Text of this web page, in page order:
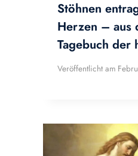
Stöhnen
Herzen – aus
Tagebuch der
Veröffentlicht am